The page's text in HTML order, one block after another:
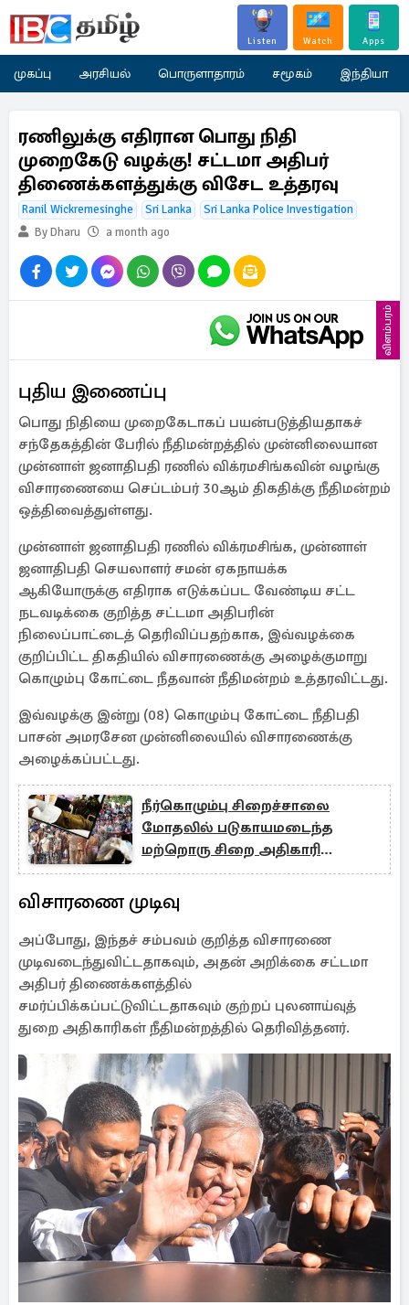
Listen Watch Apps
முகப்பு அரசியல் பொருளாதாரம் சமூகம் இந்தியா
ரணிலுக்கு எதிரான பொது நிதி
முறைகேடு வழக்கு! சட்டமா அதிபர்
திணைக்களத்துக்கு விசேட உத்தரவு
Ranil Wickremesinghe Sri Lanka
Sri Lanka Police Investigation
By Dharu
a month ago
விளம்பரம்
புதிய இணைப்பு
பொது நிதியை முறைகேடாகப் பயன்படுத்தியதாகச்
சந்தேகத்தின் பேரில் நீதிமன்றத்தில் முன்னிலையான
முன்னாள் ஜனாதிபதி ரணில் விக்ரமசிங்கவின் வழங்கு
விசாரணையை செப்டம்பர் 30ஆம் திகதிக்கு நீதிமன்றம்
ஒத்திவைத்துள்ளது.
முன்னாள் ஜனாதிபதி ரணில் விக்ரமசிங்க, முன்னாள்
ஜனாதிபதி செயலாளர் சமன் ஏகநாயக்க
ஆகியோருக்கு எதிராக எடுக்கப்பட வேண்டிய சட்ட
நடவடிக்கை குறித்த சட்டமா அதிபரின்
நிலைப்பாட்டைத் தெரிவிப்பதற்காக, இவ்வழக்கை
குறிப்பிட்ட திகதியில் விசாரணைக்கு அழைக்குமாறு
கொழும்பு கோட்டை நீதவான் நீதிமன்றம் உத்தரவிட்டது.
இவ்வழக்கு இன்று (08) கொழும்பு கோட்டை நீதிபதி
பாசன் அமரசேன முன்னிலையில் விசாரணைக்கு
அழைக்கப்பட்டது.
நீர்கொழும்பு சிறைச்சாலை
மோதலில் படுகாயமடைந்த
மற்றொரு சிறை அதிகாரி
உயிரிழப்பு
விசாரணை முடிவு
அப்போது, ​​இந்தச் சம்பவம் குறித்த விசாரணை
முடிவடைந்துவிட்டதாகவும், அதன் அறிக்கை சட்டமா
அதிபர் திணைக்களத்தில்
சமர்ப்பிக்கப்பட்டுவிட்டதாகவும் குற்றப் புலனாய்வுத்
துறை அதிகாரிகள் நீதிமன்றத்தில் தெரிவித்தனர்.